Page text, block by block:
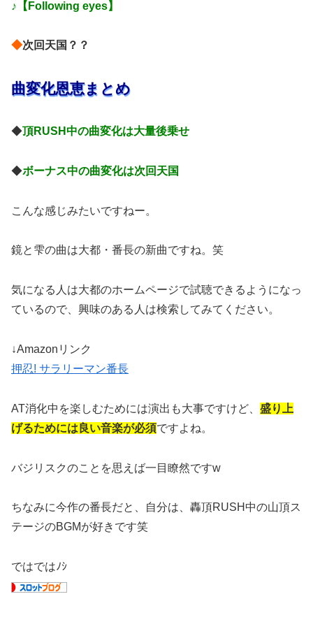
♪【Following eyes】
◆次回天国？？
曲変化恩恵まとめ
◆頂RUSH中の曲変化は大量後乗せ
◆ボーナス中の曲変化は次回天国
こんな感じみたいですねー。
鏡と雫の曲は大都・番長の新曲ですね。笑
気になる人は大都のホームページで試聴できるようになっ
ているので、興味のある人は検索してみてください。
↓Amazonリンク
押忍! サラリーマン番長
AT消化中を楽しむためには演出も大事ですけど、 盛り上
げるためには良い音楽が必須ですよね。
バジリスクのことを思えば一目瞭然ですw
ちなみに今作の番長だと、自分は、轟頂RUSH中の山頂ス
テージのBGMが好きです笑
ではではﾉｼ